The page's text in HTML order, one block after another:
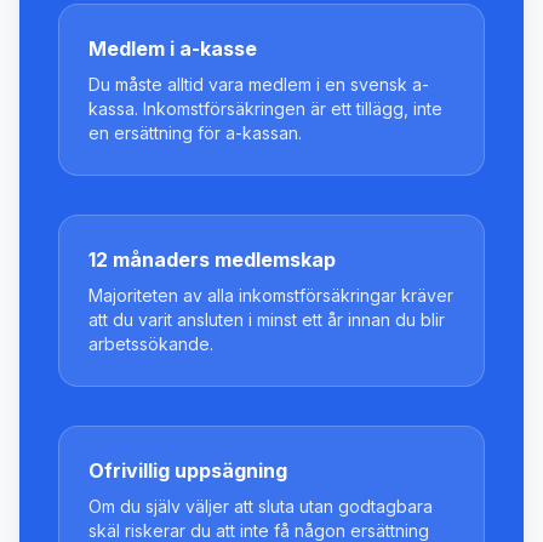
Medlem i a-kasse
Du måste alltid vara medlem i en svensk a-
kassa. Inkomstförsäkringen är ett tillägg, inte
en ersättning för a-kassan.
12 månaders medlemskap
Majoriteten av alla inkomstförsäkringar kräver
att du varit ansluten i minst ett år innan du blir
arbetssökande.
Ofrivillig uppsägning
Om du själv väljer att sluta utan godtagbara
skäl riskerar du att inte få någon ersättning